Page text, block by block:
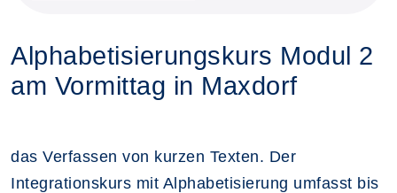
Alphabetisierungskurs Modul 2
am Vormittag in Maxdorf
das Verfassen von kurzen Texten. Der
Integrationskurs mit Alphabetisierung umfasst bis